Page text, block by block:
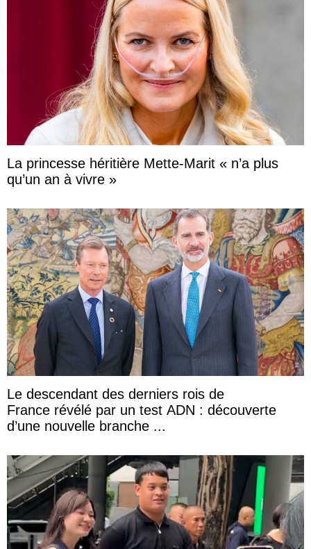
La princesse héritière Mette-Marit « n’a plus
qu’un an à vivre »
Le descendant des derniers rois de
France révélé par un test ADN : découverte
d’une nouvelle branche ...